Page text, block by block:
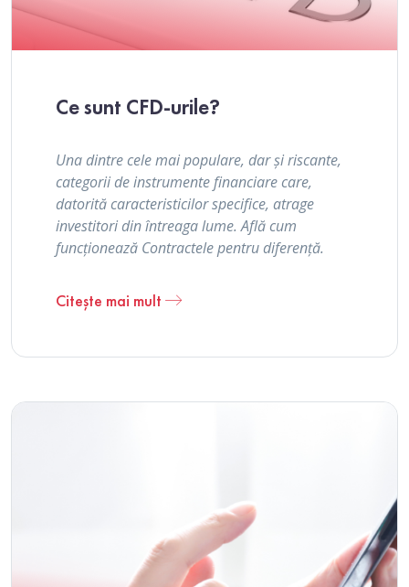
Ce sunt CFD-urile?
Una dintre cele mai populare, dar și riscante,
categorii de instrumente financiare care,
datorită caracteristicilor specifice, atrage
investitori din întreaga lume. Află cum
funcționează Contractele pentru diferență.
Citește mai mult